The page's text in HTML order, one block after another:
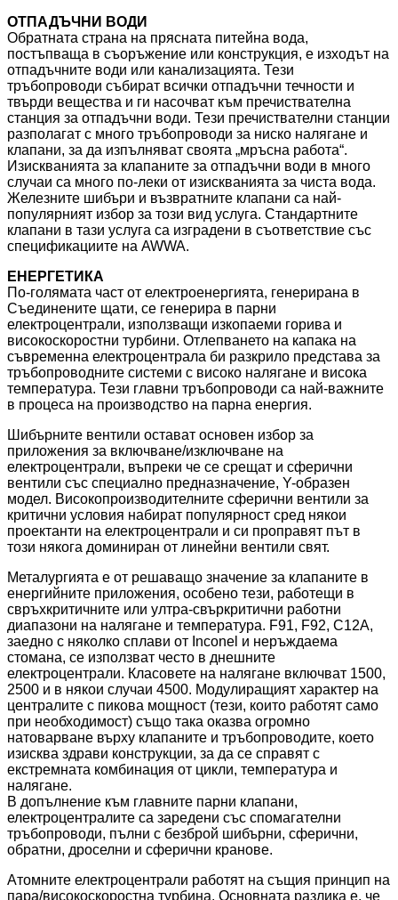
ОТПАДЪЧНИ ВОДИ
Обратната страна на прясната питейна вода,
постъпваща в съоръжение или конструкция, е изходът на
отпадъчните води или канализацията. Тези
тръбопроводи събират всички отпадъчни течности и
твърди вещества и ги насочват към пречиствателна
станция за отпадъчни води. Тези пречиствателни станции
разполагат с много тръбопроводи за ниско налягане и
клапани, за да изпълняват своята „мръсна работа“.
Изискванията за клапаните за отпадъчни води в много
случаи са много по-леки от изискванията за чиста вода.
Железните шибъри и възвратните клапани са най-
популярният избор за този вид услуга. Стандартните
клапани в тази услуга са изградени в съответствие със
спецификациите на AWWA.
ЕНЕРГЕТИКА
По-голямата част от електроенергията, генерирана в
Съединените щати, се генерира в парни
електроцентрали, използващи изкопаеми горива и
високоскоростни турбини. Отлепването на капака на
съвременна електроцентрала би разкрило представа за
тръбопроводните системи с високо налягане и висока
температура. Тези главни тръбопроводи са най-важните
в процеса на производство на парна енергия.
Шибърните вентили остават основен избор за
приложения за включване/изключване на
електроцентрали, въпреки че се срещат и сферични
вентили със специално предназначение, Y-образен
модел. Високопроизводителните сферични вентили за
критични условия набират популярност сред някои
проектанти на електроцентрали и си проправят път в
този някога доминиран от линейни вентили свят.
Металургията е от решаващо значение за клапаните в
енергийните приложения, особено тези, работещи в
свръхкритичните или ултра-свъркритични работни
диапазони на налягане и температура. F91, F92, C12A,
заедно с няколко сплави от Inconel и неръждаема
стомана, се използват често в днешните
електроцентрали. Класовете на налягане включват 1500,
2500 и в някои случаи 4500. Модулиращият характер на
централите с пикова мощност (тези, които работят само
при необходимост) също така оказва огромно
натоварване върху клапаните и тръбопроводите, което
изисква здрави конструкции, за да се справят с
екстремната комбинация от цикли, температура и
налягане.
В допълнение към главните парни клапани,
електроцентралите са заредени със спомагателни
тръбопроводи, пълни с безброй шибърни, сферични,
обратни, дроселни и сферични кранове.
Атомните електроцентрали работят на същия принцип на
пара/високоскоростна турбина. Основната разлика е, че